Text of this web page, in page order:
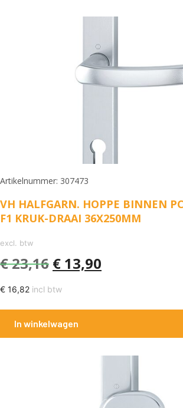
Artikelnummer: 307473
VH HALFGARN. HOPPE BINNEN
F1 KRUK-DRAAI 36X250MM
excl. btw
€23,16 € 13,90
€ 16,82 incl btw
In winkelwagen